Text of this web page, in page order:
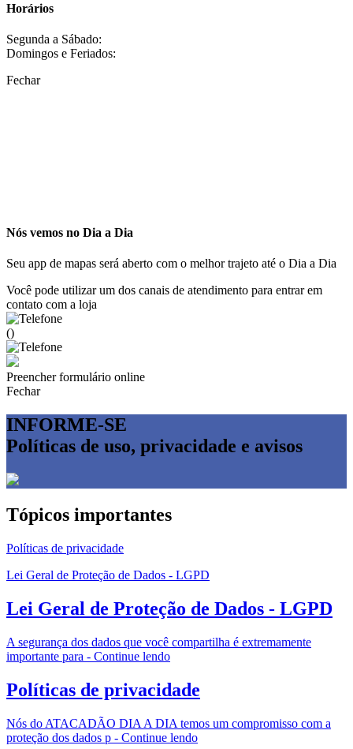
Horários
Segunda a Sábado:
Domingos e Feriados:
Fechar
Nós vemos no Dia a Dia
Seu app de mapas será aberto com o melhor trajeto até o Dia a Dia
Você pode utilizar um dos canais de atendimento para entrar em
contato com a loja
()
Preencher formulário online
Fechar
INFORME-SE
Políticas de uso, privacidade e avisos
Tópicos importantes
Políticas de privacidade
Lei Geral de Proteção de Dados - LGPD
Lei Geral de Proteção de Dados - LGPD
A segurança dos dados que você compartilha é extremamente
importante para - Continue lendo
Políticas de privacidade
Nós do ATACADÃO DIA A DIA temos um compromisso com a
proteção dos dados p - Continue lendo